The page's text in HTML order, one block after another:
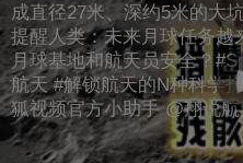
成直径27米、深约5米的大
提醒人类：未来月球任务越
月球基地和航天员安全？
航天 #解锁航天的N种科学
狐视频官方小助手 @翔说